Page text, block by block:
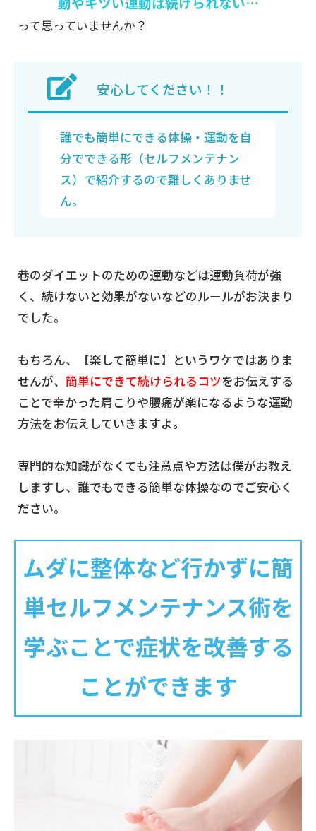
って思っていませんか？
安心してください！！
誰でも簡単にできる体操・運動を自
分でできる形（セルフメンテナン
ス）で紹介するので難しくありませ
ん。
巷のダイエットのための運動などは運動負荷が強
く、続けないと効果がないなどのルールがお決まり
でした。
もちろん、【楽して簡単に】というワケではありま
せんが、 簡単にできて続けられるコツをお伝えする
ことで辛かった肩こりや腰痛が楽になるような運動
方法をお伝えしていきますよ。
専門的な知識がなくても注意点や方法は僕がお教え
しますし、誰でもできる簡単な体操なのでご安心く
ださい。
ムダに整体など行かずに簡
単セルフメンテナンス術を
学ぶことで症状を改善する
ことができます